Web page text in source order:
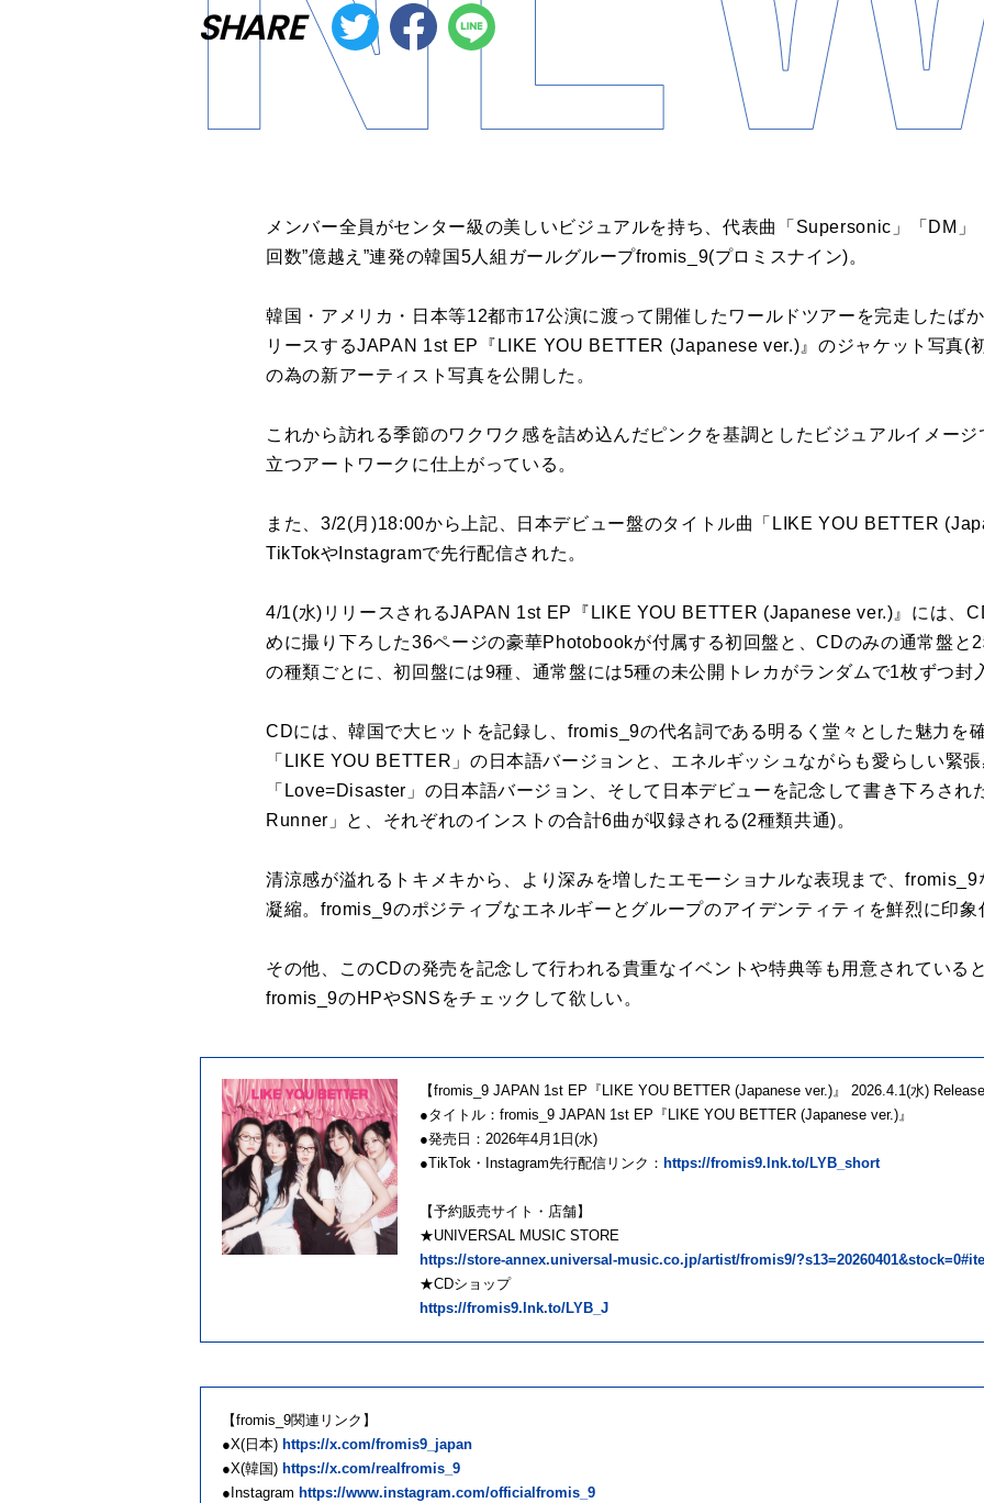
SHARE
メンバー全員がセンター級の美しいビジュアルを持ち、代表曲「Supersonic」「DM」
回数”億越え”連発の韓国5人組ガールグループfromis_9(プロミスナイン)。
韓国・アメリカ・日本等12都市17公演に渡って開催したワールドツアーを完走したば
リースするJAPAN 1st EP『LIKE YOU BETTER (Japanese ver.)』のジャケット写真(
の為の新アーティスト写真を公開した。
これから訪れる季節のワクワク感を詰め込んだピンクを基調としたビジュアルイメー
立つアートワークに仕上がっている。
また、3/2(月)18:00から上記、日本デビュー盤のタイトル曲「LIKE YOU BETTER
TikTokやInstagramで先行配信された。
4/1(水)リリースされるJAPAN 1st EP『LIKE YOU BETTER (Japanese ver.)』には、
めに撮り下ろした36ページの豪華Photobookが付属する初回盤と、CDのみの通常盤と
の種類ごとに、初回盤には9種、通常盤には5種の未公開トレカがランダムで1枚ずつ封
CDには、韓国で大ヒットを記録し、fromis_9の代名詞である明るく堂々とした魅力を
「LIKE YOU BETTER」の日本語バージョンと、エネルギッシュながらも愛らしい緊張
「Love=Disaster」の日本語バージョン、そして日本デビューを記念して書き下ろされ
Runner」と、それぞれのインストの合計6曲が収録される(2種類共通)。
清涼感が溢れるトキメキから、より深みを増したエモーショナルな表現まで、
凝縮。fromis_9のポジティブなエネルギーとグループのアイデンティティを鮮烈に印象
その他、このCDの発売を記念して行われる貴重なイベントや特典等も用意されている
fromis_9のHPやSNSをチェックして欲しい。
【fromis_9 JAPAN 1st EP『LIKE YOU BETTER (Japanese ver.)』 2026.4.1(水)
●タイトル：fromis_9 JAPAN 1st EP『LIKE YOU BETTER (Japanese ver.)』
●発売日：2026年4月1日(水)
●TikTok・Instagram先行配信リンク： https://fromis9.lnk.to/LYB_short
【予約販売サイト・店舗】
★UNIVERSAL MUSIC STORE
https://store-annex.universal-music.co.jp/artist/fromis9/
★CDショップ
https://fromis9.lnk.to/LYB_J
【fromis_9関連リンク】
●X(日本) https://x.com/fromis9_japan
●X(韓国) https://x.com/realfromis_9
●Instagram https://www.instagram.com/officialfromis_9